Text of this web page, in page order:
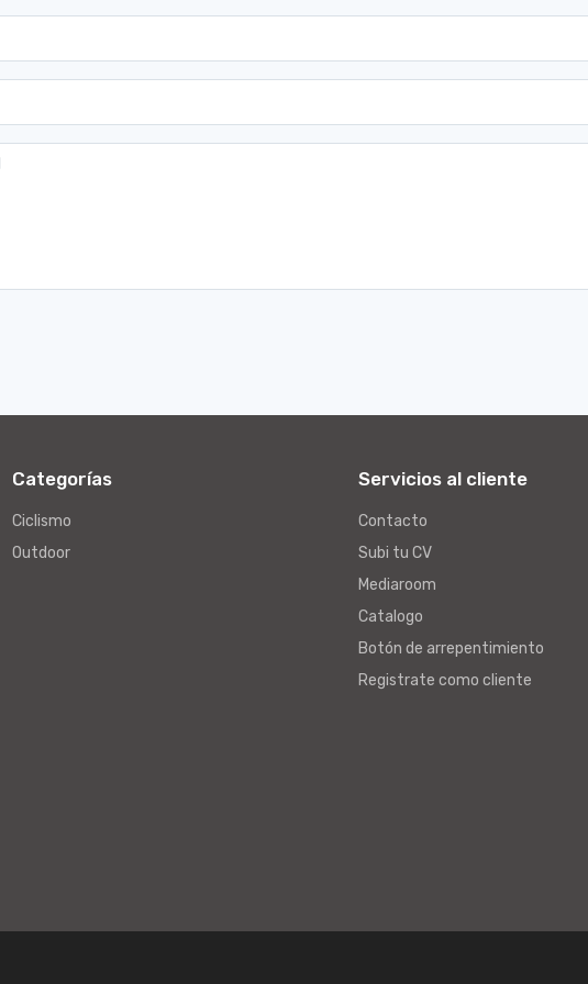
Categorías
Ciclismo
Outdoor
Servicios al cliente
Contacto
Subi tu CV
Mediaroom
Catalogo
Botón de arrepentimiento
Registrate como cliente